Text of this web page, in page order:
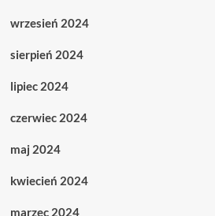
wrzesień 2024
sierpień 2024
lipiec 2024
czerwiec 2024
maj 2024
kwiecień 2024
marzec 2024